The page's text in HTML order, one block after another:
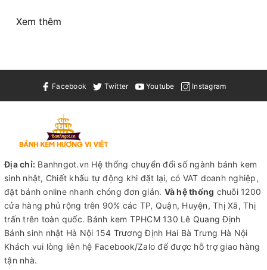
Xem thêm
Facebook Twitter Youtube Instagram
Địa chỉ: Banhngot.vn Hệ thống chuyển đổi số ngành bánh kem
sinh nhật, Chiết khấu tự động khi đặt lại, có VAT doanh nghiệp,
đặt bánh online nhanh chóng đơn giản. Và hệ thống chuỗi 1200
cửa hàng phủ rộng trên 90% các TP, Quận, Huyện, Thị Xã, Thị
trấn trên toàn quốc. Bánh kem TPHCM130 Lê Quang Định
Bánh sinh nhật Hà Nội 154 Trương Định Hai Bà Trưng Hà Nội
Khách vui lòng liên hệ Facebook/Zalo để được hỗ trợ giao hàng
tận nhà.